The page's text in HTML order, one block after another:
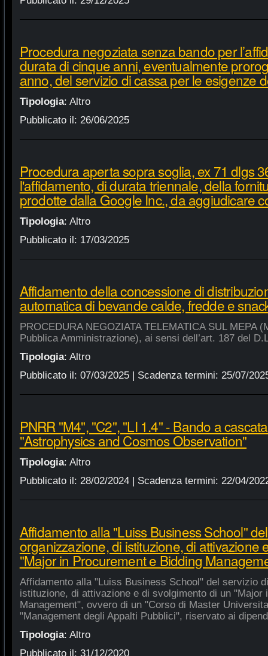
Procedura negoziata senza bando per
durata di cinque anni, eventualmente
anno, del servizio di cassa per le esigenze
Tipologia: Altro
Pubblicato il: 26/06/2025
Procedura aperta sopra soglia, ex 71 dlgs
l'affidamento, di durata triennale, della
prodotte dalla Google Inc., da aggiudicare
Tipologia: Altro
Pubblicato il: 17/03/2025
Affidamento della concessione di
automatica di bevande calde, fredde e
PROCEDURA NEGOZIATA TELEMATICA SUL MEPA
Pubblica Amministrazione), ai sensi dell’art. 187 del
Tipologia: Altro
Pubblicato il: 07/03/2025| Scadenza termini: 25/07/
PNRR "M4", "C2", "LI 1.4" - Bando a
"Astrophysics and Cosmos Observation"
Tipologia: Altro
Pubblicato il: 28/02/2024| Scadenza termini: 22/04/
Affidamento alla "Luiss Business School"
organizzazione, di istituzione, di attivazione
"Major in Procurement e Bidding
Affidamento alla "Luiss Business School" del servizio
istituzione, di attivazione e di svolgimento di un "Major
Management", ovvero di un "Corso di Master
"Management degli Appalti Pubblici", riservato ai
Tipologia: Altro
Pubblicato il: 31/12/2020